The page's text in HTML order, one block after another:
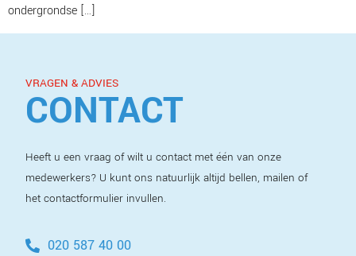
ondergrondse […]
VRAGEN & ADVIES
CONTACT
Heeft u een vraag of wilt u contact met één van onze
medewerkers? U kunt ons natuurlijk altijd bellen, mailen of
het contactformulier invullen.
020 587 40 00